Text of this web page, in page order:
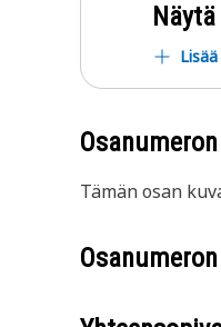
Osanumeron
Tämän osan
Osanumeron